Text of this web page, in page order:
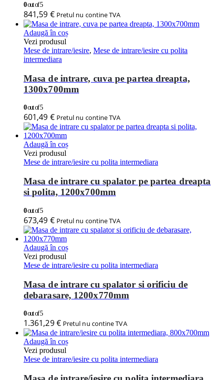
0out of 5
841,59 € Pretul nu contine TVA
Adaugă în coș
Vezi produsul
Mese de intrare/iesire, Mese de intrare/iesire cu polita
intermediara
Masa de intrare, cuva pe partea dreapta,
1300x700mm
0out of 5
601,49 € Pretul nu contine TVA
Adaugă în coș
Vezi produsul
Mese de intrare/iesire cu polita intermediara
Masa de intrare cu spalator pe partea dreapta
si polita, 1200x700mm
0out of 5
673,49 € Pretul nu contine TVA
Adaugă în coș
Vezi produsul
Mese de intrare/iesire cu polita intermediara
Masa de intrare cu spalator si orificiu de
debarasare, 1200x770mm
0out of 5
1.361,29€ Pretul nu contine TVA
Adaugă în coș
Vezi produsul
Mese de intrare/iesire cu polita intermediara